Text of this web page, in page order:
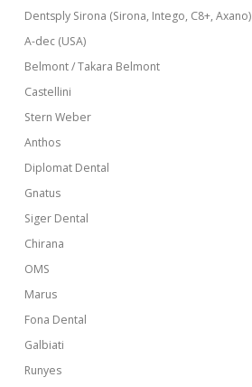
Dentsply Sirona (Sirona, Intego, C8+, Axano)
A-dec (USA)
Belmont / Takara Belmont
Castellini
Stern Weber
Anthos
Diplomat Dental
Gnatus
Siger Dental
Chirana
OMS
Marus
Fona Dental
Galbiati
Runyes